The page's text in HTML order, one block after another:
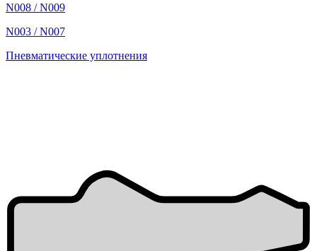
N008 / N009
N003 / N007
Пневматические уплотнения